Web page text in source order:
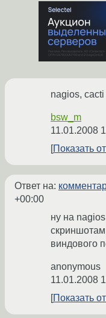
nagios,
bsw_m
11.01.2008
Показать
Ответ на:
+00:00
ну на
виндового
anonymous
11.01.2008
Показать